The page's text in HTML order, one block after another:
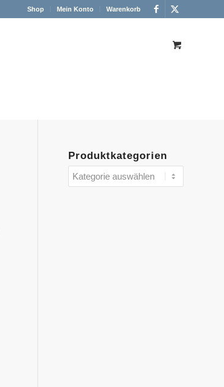
Shop Mein Konto Warenkorb
Produktkategorien